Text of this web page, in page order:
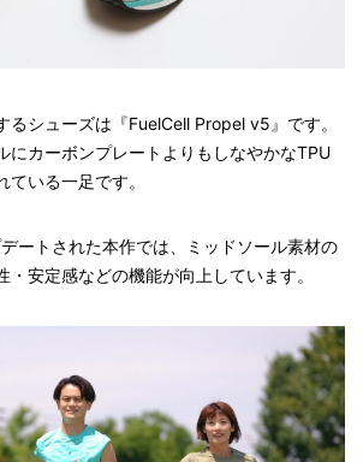
るシューズは『FuelCell Propel v5』です。
にカーボンプレートよりもしなやかなTPU
いる一足です。
ートされた本作では、ミッドソール素材の
・安定感などの機能が向上しています。